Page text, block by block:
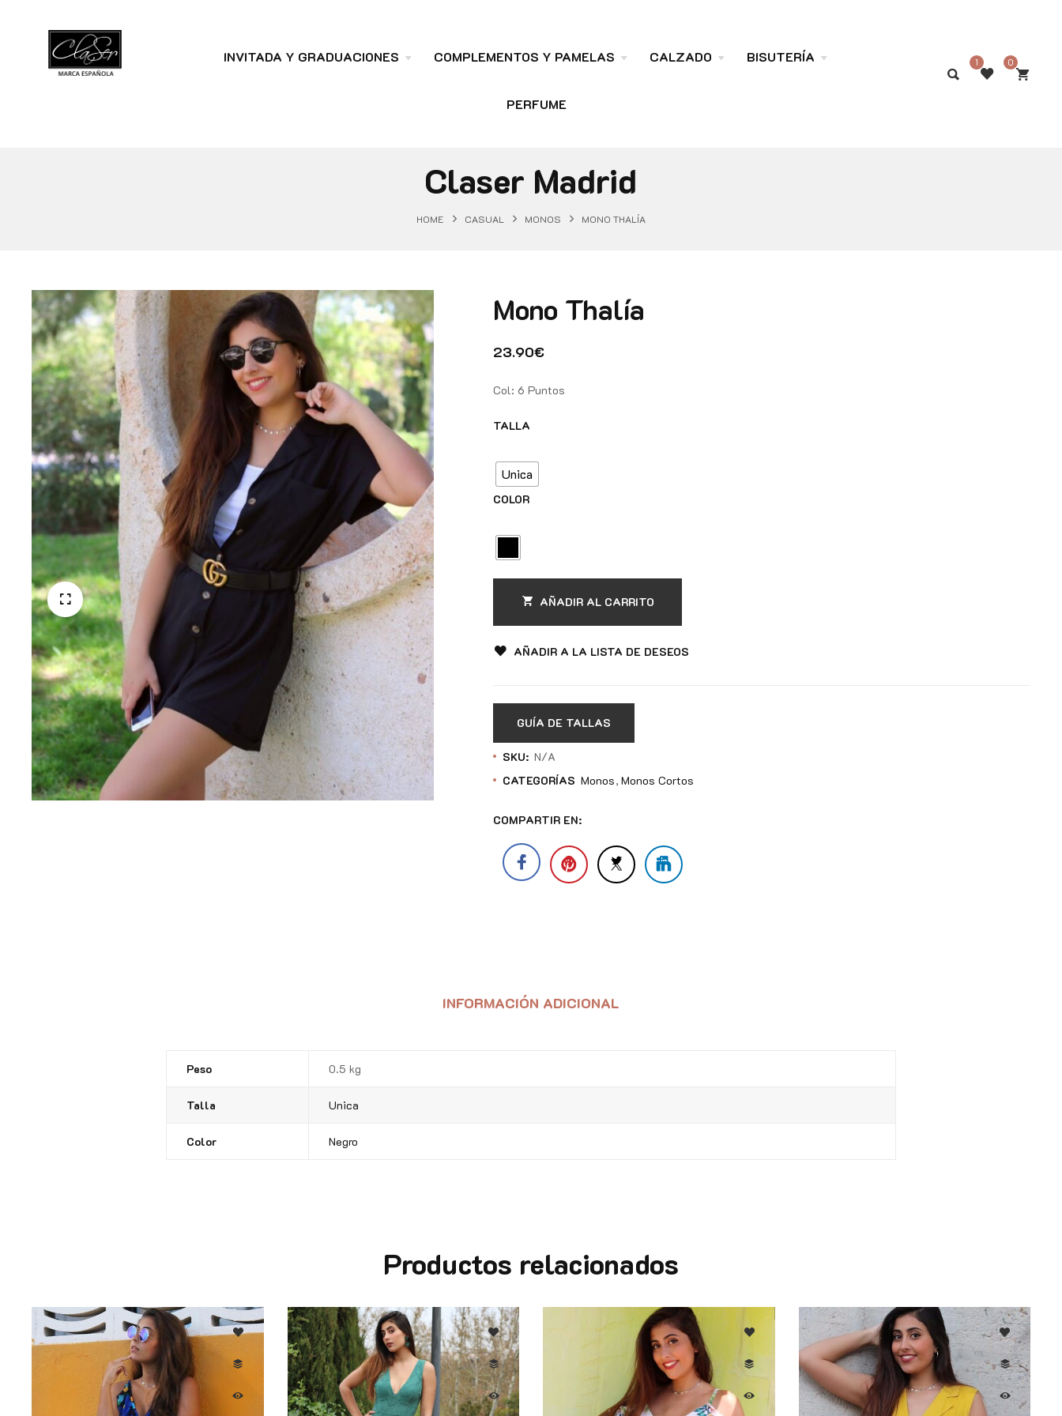
INVITADA Y GRADUACIONES COMPLEMENTOS Y PAMELAS CALZADO BISUTERÍA
PERFUME
1 0
Claser Madrid
HOME CASUAL MONOS MONO THALÍA
Mono Thalía
23.90€
Col: 6 Puntos
TALLA
Unica
COLOR
AÑADIR AL CARRITO
AÑADIR A LA LISTA DE DESEOS
GUÍA DE TALLAS
SKU: N/A
CATEGORÍAS Monos Monos Cortos
COMPARTIR EN:
INFORMACIÓN ADICIONAL
Peso 0.5 kg
Talla Unica
Color Negro
Productos relacionados